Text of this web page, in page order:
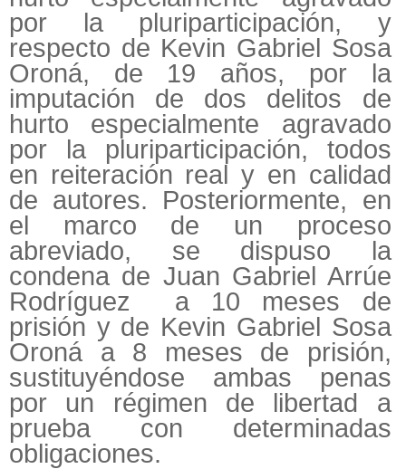
por la pluriparticipación, y
respecto de Kevin Gabriel Sosa
Oroná, de 19 años, por la
imputación de dos delitos de
hurto especialmente agravado
por la pluriparticipación, todos
en reiteración real y en calidad
de autores. Posteriormente, en
el marco de un proceso
abreviado, se dispuso la
condena de Juan Gabriel Arrúe
Rodríguez a 10 meses de
prisión y de Kevin Gabriel Sosa
Oroná a 8 meses de prisión,
sustituyéndose ambas penas
por un régimen de libertad a
prueba con determinadas
obligaciones.